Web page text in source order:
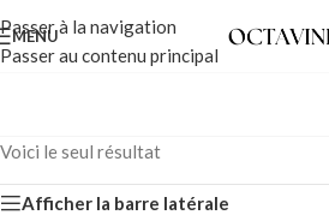
Passer à la navigation
Passer au contenu principal
MENU
Voici le seul résultat
Afficher la barre latérale